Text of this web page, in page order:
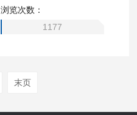
浏览次数：
1177
末页